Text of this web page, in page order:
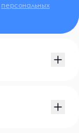
персональных